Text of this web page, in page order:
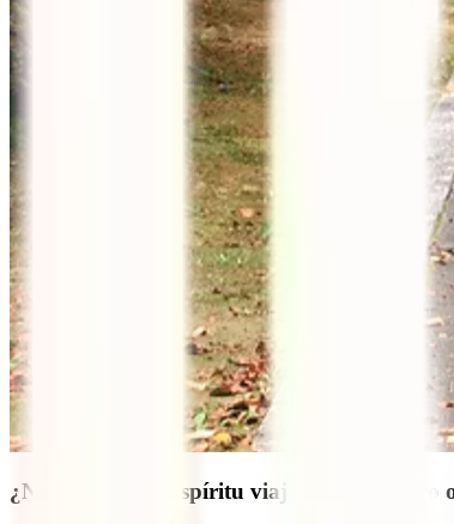
¿Naciste con ese espíritu viajero y mochilero